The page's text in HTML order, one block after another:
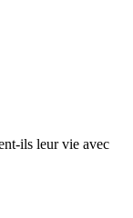
ils leur vie avec